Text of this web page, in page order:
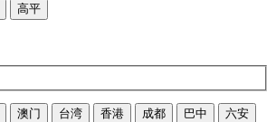
高平
澳门 台湾 香港 成都 巴中 六安